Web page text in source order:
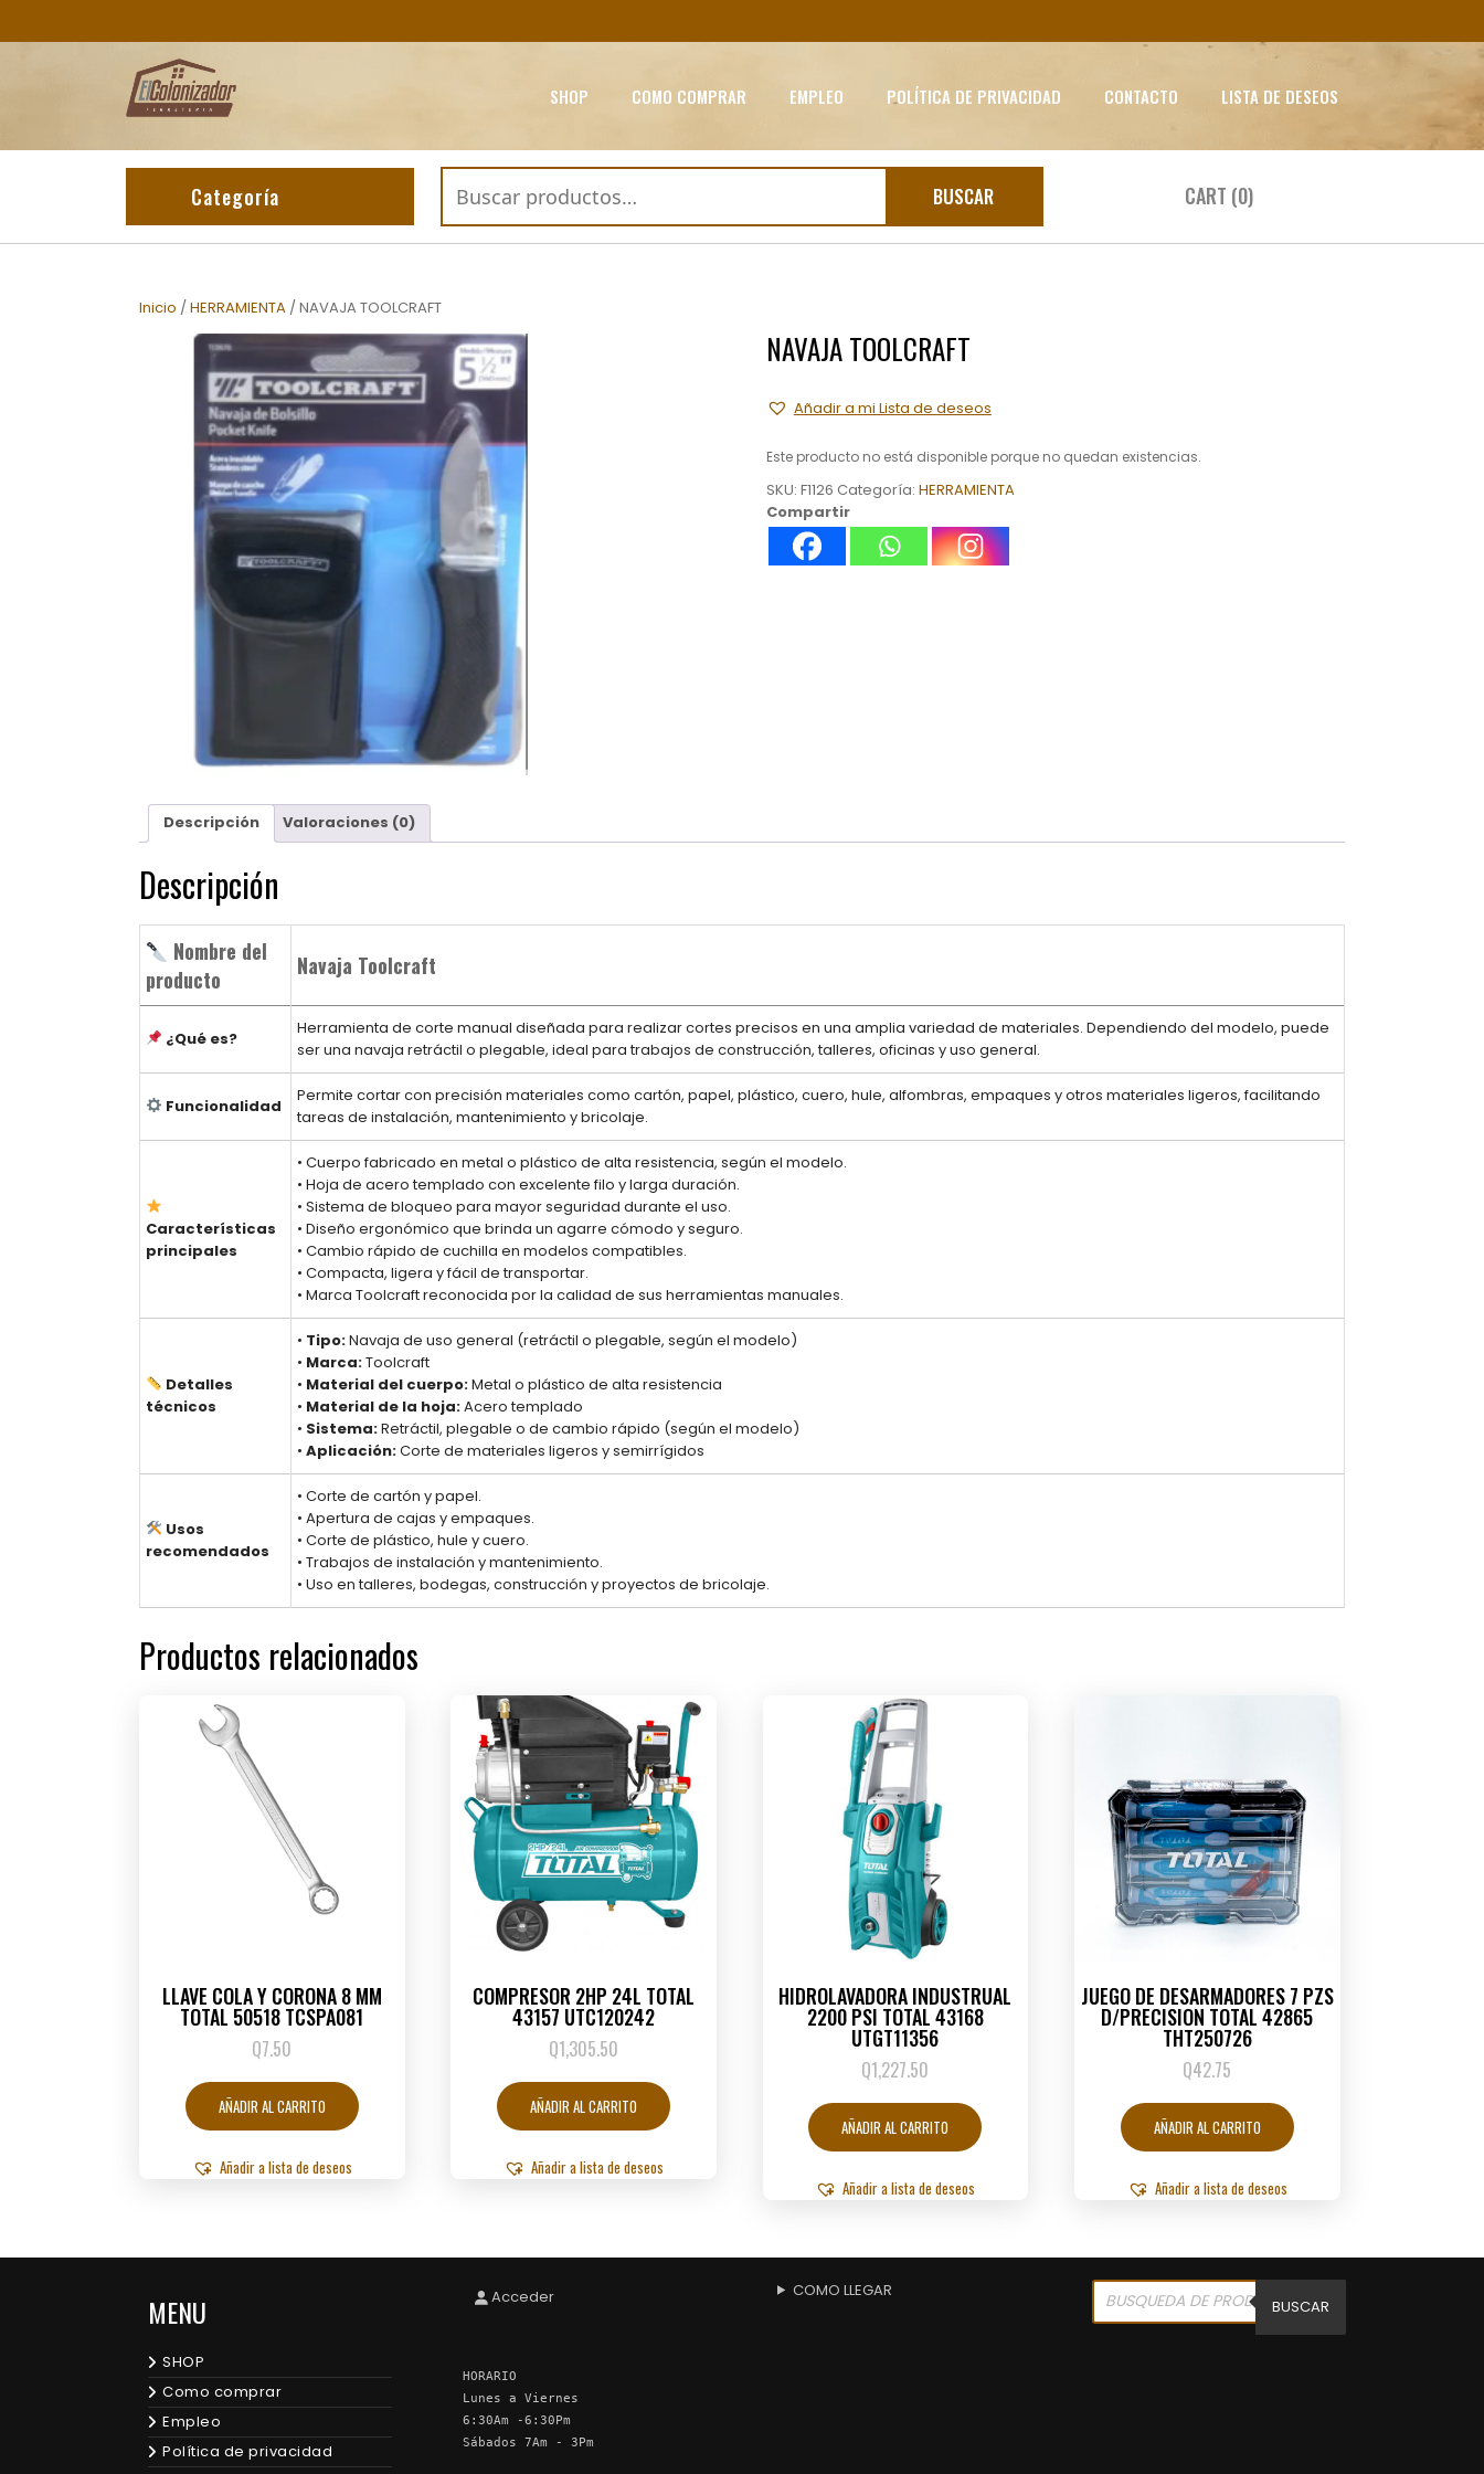
SHOP COMO COMPRAR EMPLEO POLÍTICA DE PRIVACIDAD CONTACTO LISTA DE DESEOS
Categoría
por:
BUSCAR CART (0)
Inicio /HERRAMIENTA / NAVAJA TOOLCRAFT
NAVAJA TOOLCRAFT
Añadir a mi Lista de deseos
Este producto no está disponible porque no quedan existencias.
SKU: F1126 Categoría: HERRAMIENTA
Compartir
Descripción Valoraciones (0)
Descripción
Nombre del
producto
Navaja Toolcraft
¿Qué es?
Herramienta de corte manual diseñada para realizar cortes precisos en una amplia variedad de materiales. Dependiendo del modelo, puede
ser una navaja retráctil o plegable, ideal para trabajos de construcción, talleres, oficinas y uso general.
Funcionalidad
Permite cortar con precisión materiales como cartón, papel, plástico, cuero, hule, alfombras, empaques y otros materiales ligeros, facilitando
tareas de instalación, mantenimiento y bricolaje.
Características
principales
• Cuerpo fabricado en metal o plástico de alta resistencia, según el modelo.
• Hoja de acero templado con excelente filo y larga duración.
• Sistema de bloqueo para mayor seguridad durante el uso.
• Diseño ergonómico que brinda un agarre cómodo y seguro.
• Cambio rápido de cuchilla en modelos compatibles.
• Compacta, ligera y fácil de transportar.
• Marca Toolcraft reconocida por la calidad de sus herramientas manuales.
Detalles
técnicos
• Tipo:Navaja de uso general (retráctil o plegable, según el modelo)
• Marca:Toolcraft
• Material del cuerpo:Metal o plástico de alta resistencia
• Material de la hoja:Acero templado
• Sistema:Retráctil, plegable o de cambio rápido (según el modelo)
• Aplicación:Corte de materiales ligeros y semirrígidos
Usos
recomendados
• Corte de cartón y papel.
• Apertura de cajas y empaques.
• Corte de plástico, hule y cuero.
• Trabajos de instalación y mantenimiento.
• Uso en talleres, bodegas, construcción y proyectos de bricolaje.
Productos relacionados
LLAVE COLA Y CORONA 8 MM
TOTAL 50518 TCSPA081
Q7.50
AÑADIR AL CARRITO
Añadir a lista de deseos
COMPRESOR 2HP 24L TOTAL
43157 UTC120242
Q1,305.50
AÑADIR AL CARRITO
Añadir a lista de deseos
HIDROLAVADORA INDUSTRUAL
2200 PSI TOTAL 43168
UTGT11356
Q1,227.50
AÑADIR AL CARRITO
Añadir a lista de deseos
JUEGO DE DESARMADORES 7 PZS
D/PRECISION TOTAL 42865
THT250726
Q42.75
AÑADIR AL CARRITO
Añadir a lista de deseos
MENU
SHOP
Como comprar
Empleo
Política de privacidad
Acceder
HORARIO
Lunes a Viernes
6:30Am -6:30Pm
Sábados 7Am - 3Pm
COMO LLEGAR Products
search BUSCAR